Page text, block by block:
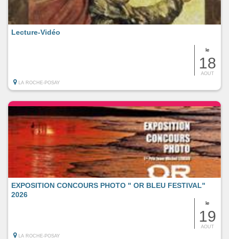
le
18
AOUT
Lecture-Vidéo
LA ROCHE-POSAY
le
19
AOUT
EXPOSITION CONCOURS PHOTO " OR BLEU FESTIVAL"
2026
LA ROCHE-POSAY